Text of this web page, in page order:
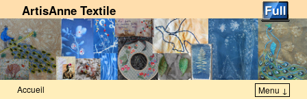
ArtisAnne Textile
Accueil Menu ↓